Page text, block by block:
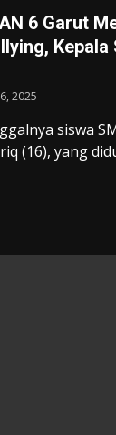
6 Garut
Kepala
2025
siswa
(16), yang